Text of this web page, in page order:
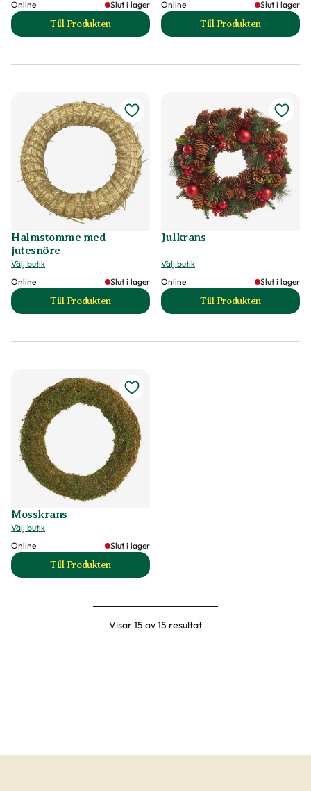
Online
Slut i lager
Till Produkten
till Dörrkrans, odekorerad nobilisris produktsida
Online
Slut i lager
Till Produkten
till Gravkrans
Halmstomme med
jutesnöre
Välj butik
Online
Slut i lager
Till Produkten
till Halmstomme med jutesnöre produktsida
Julkrans
Välj butik
Online
Slut i lager
Till Produkten
till Julkrans
Mosskrans
Välj butik
Online
Slut i lager
Till Produkten
till Mosskrans produktsida
Visar 15 av 15 resultat